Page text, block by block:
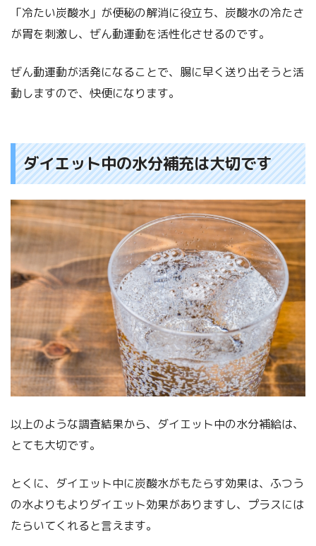
「冷たい炭酸水」が便秘の解消に役立ち、炭酸水の冷たさ
が胃を刺激し、ぜん動運動を活性化させるのです。
ぜん動運動が活発になることで、腸に早く送り出そうと活
動しますので、快便になります。
ダイエット中の水分補充は大切です
以上のような調査結果から、ダイエット中の水分補給は、
とても大切です。
とくに、ダイエット中に炭酸水がもたらす効果は、ふつう
の水よりもよりダイエット効果がありますし、プラスには
たらいてくれると言えます。